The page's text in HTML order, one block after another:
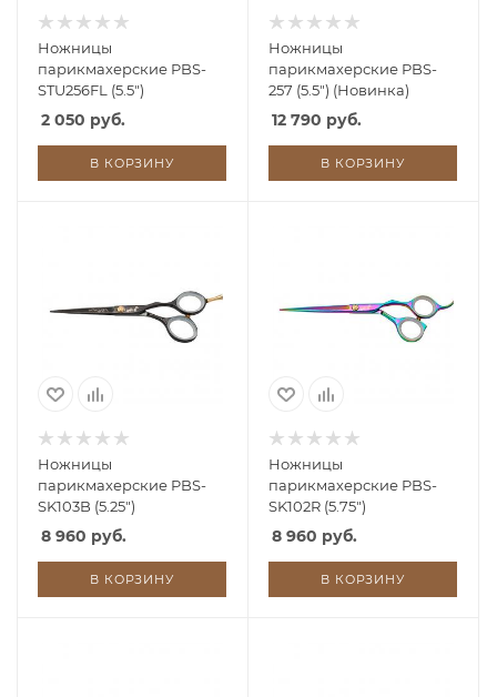
Ножницы
парикмахерские PBS-
STU256FL (5.5")
2 050 руб.
В КОРЗИНУ
Ножницы
парикмахерские PBS-
257 (5.5") (Новинка)
12 790 руб.
В КОРЗИНУ
Ножницы
парикмахерские PBS-
SK103B (5.25")
8 960 руб.
В КОРЗИНУ
Ножницы
парикмахерские PBS-
SK102R (5.75")
8 960 руб.
В КОРЗИНУ